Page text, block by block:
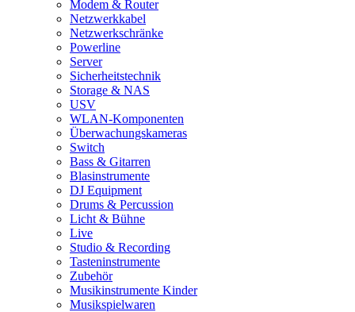
Modem & Router
Netzwerkkabel
Netzwerkschränke
Powerline
Server
Sicherheitstechnik
Storage & NAS
USV
WLAN-Komponenten
Überwachungskameras
Switch
Bass & Gitarren
Blasinstrumente
DJ Equipment
Drums & Percussion
Licht & Bühne
Live
Studio & Recording
Tasteninstrumente
Zubehör
Musikinstrumente Kinder
Musikspielwaren